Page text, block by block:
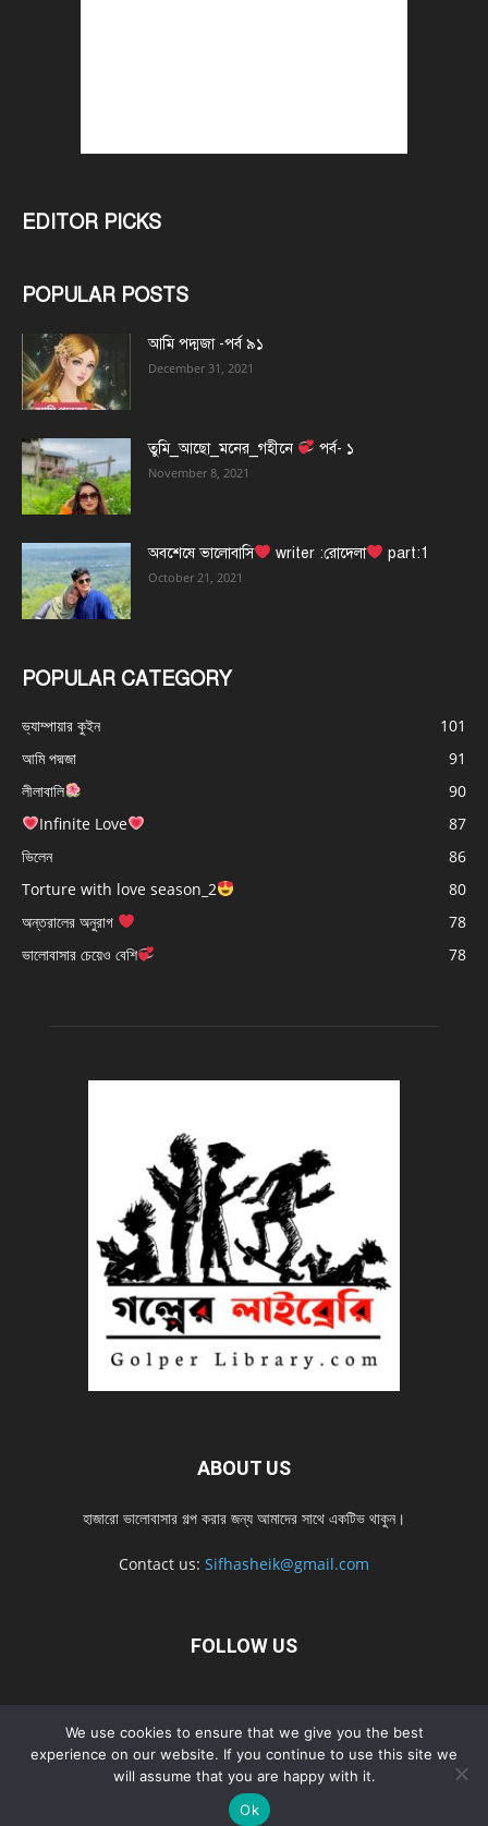
EDITOR PICKS
POPULAR POSTS
আমি পদ্মজা -পর্ব ৯১
December 31, 2021
তুমি_আছো_মনের_গহীনে পর্ব- ১
November 8, 2021
অবশেষে ভালোবাসি writer :রোদেলা part:1
October 21, 2021
POPULAR CATEGORY
ভ্যাম্পায়ার কুইন
101
আমি পদ্মজা
91
লীলাবালি
90
Infinite Love
87
ভিলেন
86
Torture with love season_2
80
অন্তরালের অনুরাগ
78
ভালোবাসার চেয়েও বেশি
78
ABOUT US
হাজারো ভালোবাসার গল্প করার জন্য আমাদের সাথে একটিভ থাকুন।
Contact us: Sifhasheik@gmail.com
FOLLOW US
Home Contact us Privacy Policy শ্রেনী
শ্রেনী – mobile
Home – mobile
নতুন সব গল্প নতুন সব গল্প – mobile
নতুন সব গল্প 2022
নতুন সব গল্প 2022 – mobile
© Golperlibrary.com
We use cookies to ensure that we give you the best
experience on our website. If you continue to use this site we
will assume that you are happy with it.
Ok